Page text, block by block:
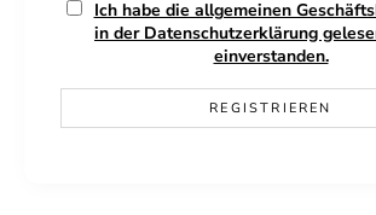
Ich habe die allgemeinen
in der Datenschutzerklärung
einverstanden.